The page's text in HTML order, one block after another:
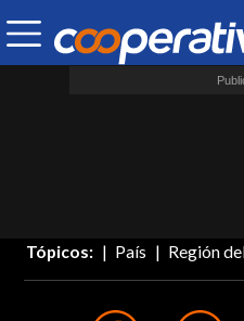
Tópicos: País Región